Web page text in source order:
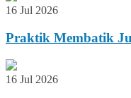
16 Jul 2026
Praktik Membatik
16 Jul 2026